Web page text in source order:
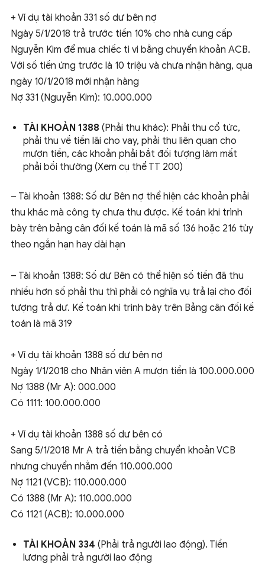
+ Ví dụ tài khoản 331 số dư bên nợ
Ngày 5/1/2018 trả trước tiền 10% cho nhà cung cấp
Nguyễn Kim để mua chiếc ti vi bằng chuyển khoản ACB.
Với số tiền ứng trước là 10 triệu và chưa nhận hàng, qua
ngày 10/1/2018 mới nhận hàng
Nợ 331 (Nguyễn Kim): 10.000.000
TÀI KHOẢN 1388 (Phải thu khác): Phải thu cổ tức,
phải thu về tiền lãi cho vay, phải thu liên quan cho
mượn tiền, các khoản phải bắt đối tượng làm mất
phải bồi thường (Xem cụ thể TT 200)
– Tài khoản 1388: Số dư Bên nợ thể hiện các khoản phải
thu khác mà công ty chưa thu được. Kế toán khi trình
bày trên bảng cân đối kế toán là mã số 136 hoặc 216 tùy
theo ngắn hạn hay dài hạn
– Tài khoản 1388: Số dư Bên có thể hiện số tiền đã thu
nhiều hơn số phải thu thì phải có nghĩa vụ trả lại cho đối
tượng trả dư. Kế toán khi trình bày trên Bảng cân đối kế
toán là mã 319
+ Ví dụ tài khoản 1388 số dư bên nợ
Ngày 1/1/2018 cho Nhân viên A mượn tiền là 100.000.000
Nợ 1388 (Mr A): 000.000
Có 1111: 100.000.000
+ Ví dụ tài khoản 1388 số dư bên có
Sang 5/1/2018 Mr A trả tiền bằng chuyển khoản VCB
nhưng chuyển nhằm đến 110.000.000
Nợ 1121 (VCB): 110.000.000
Có 1388 (Mr A): 110.000.000
Có 1121 (ACB): 10.000.000
TÀI KHOẢN 334 (Phải trả người lao động). Tiền
lương phải trả người lao động